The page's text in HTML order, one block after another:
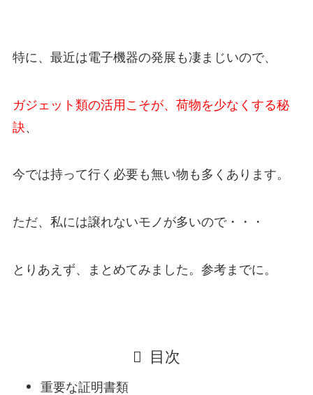
特に、最近は電子機器の発展も凄まじいので、
ガジェット類の活用こそが、荷物を少なくする秘
訣、
今では持って行く必要も無い物も多くあります。
ただ、私には譲れないモノが多いので・・・
とりあえず、まとめてみました。参考までに。
目次
重要な証明書類